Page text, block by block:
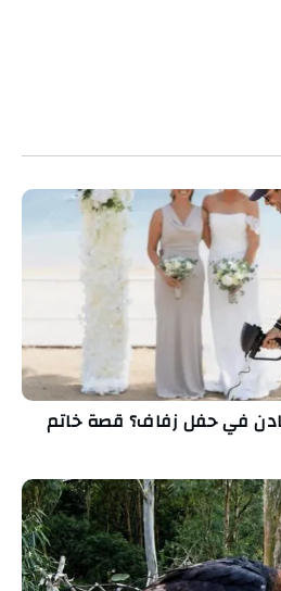
في حفل زفاف؟ قصة خاتم